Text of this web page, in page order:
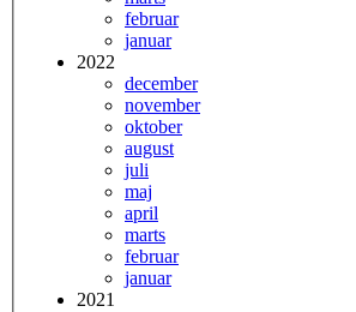
februar
januar
2022
december
november
oktober
august
juli
maj
april
marts
februar
januar
2021